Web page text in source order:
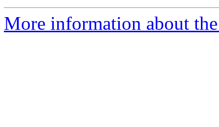
More information about